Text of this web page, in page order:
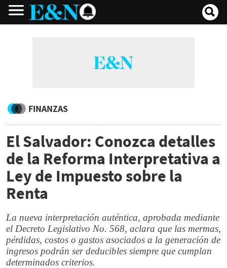
FINANZAS
El Salvador: Conozca detalles
de la Reforma Interpretativa a
Ley de Impuesto sobre la
Renta
La nueva interpretación auténtica, aprobada mediante
el Decreto Legislativo No. 568, aclara que las mermas,
pérdidas, costos o gastos asociados a la generación de
ingresos podrán ser deducibles siempre que cumplan
determinados criterios.